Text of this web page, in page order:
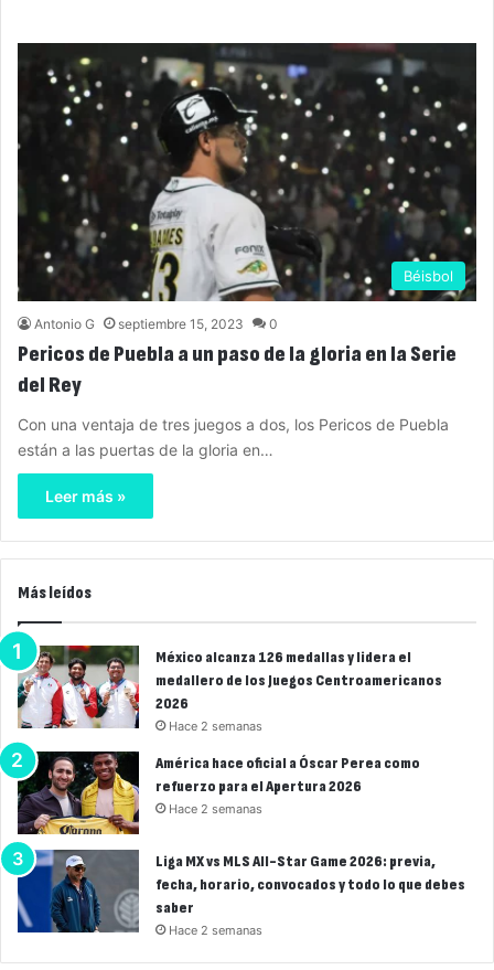
Béisbol
Antonio G septiembre 15, 2023 0
Pericos de Puebla a un paso de la gloria en la Serie
del Rey
Con una ventaja de tres juegos a dos, los Pericos de Puebla
están a las puertas de la gloria en…
Leer más »
Más leídos
México alcanza 126 medallas y lidera el
medallero de los Juegos Centroamericanos
2026
Hace 2 semanas
América hace oficial a Óscar Perea como
refuerzo para el Apertura 2026
Hace 2 semanas
Liga MX vs MLS All-Star Game 2026: previa,
fecha, horario, convocados y todo lo que debes
saber
Hace 2 semanas